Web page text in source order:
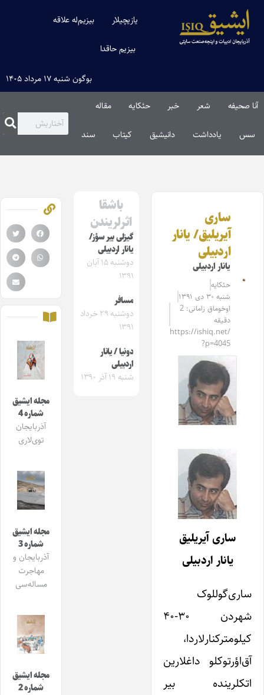
یازیچیلار بیزیم‌له علاقه
بیزیم حاقدا
بوگون شنبه ۱۷ مرداد ۱۴۰۵
آنا صحیفه شعر خبر حئکایه مقاله‌
سس یادداشت دانیشیق کیتاب سند
ساری
آیریلیق/ یانار
اردبیلی
یانار اردبیلی
حئکایه
شنبه ۳۰ دی ۱۳۹۱
اوخوماق زامانی: 2
دقیقه
https://ishiq.net/
?p=4045
ساری آیریلیق
یانار اردبیلی
ساری‌گوللوک
شهردن ۳۰-۴۰
کیلومترکنارلاردا،
آق‌اؤرتوکلو داغلارین
اتکلرینده بیر
باشقا
اثرلریندن
گیزلی بیر سؤز/
یانار اردبیلی
دوشنبه ۱۵ آبان
۱۳۹۱
مسافر
دوشنبه ۲۹ خرداد
۱۳۹۱
دونیا / یانار
اردبیلی
شنبه ۱۹ آذر ۱۳۹۰
مجله ایشیق
شماره 4
آذربایجان
توی‌لاری
مجله ایشیق
شماره 3
آذربایجان و
مهاجرت
مساله‌سی
مجله ایشیق
شماره 2